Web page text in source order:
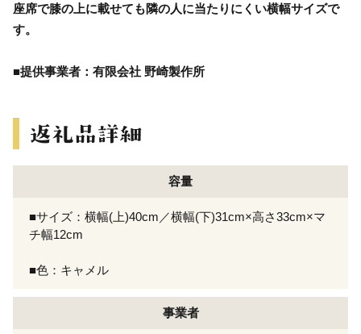
座席で膝の上に載せても隣の人に当たりにくい横幅サイズで
す。
■提供事業者：有限会社 野崎製作所
容量
■サイズ：横幅(上)40cm／横幅(下)31cm×高さ33cm×マ
チ幅12cm
■色：キャメル
事業者